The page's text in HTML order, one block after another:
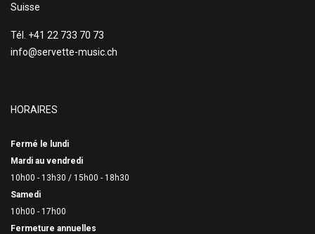
Suisse
Tél. +41 22 733 70 73
info@servette-music.ch
HORAIRES
Fermé le lundi
Mardi au vendredi
10h00 - 13h30 / 15h00 - 18h30
Samedi
10h00 - 17h00
Fermeture annuelles